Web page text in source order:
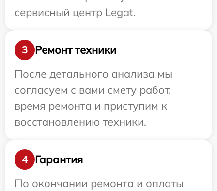
сервисный центр Legat.
3
Ремонт техники
После детального анализа мы
согласуем с вами смету работ,
время ремонта и приступим к
восстановлению техники.
4
Гарантия
По окончании ремонта и оплаты